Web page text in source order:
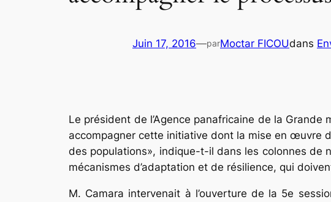
Juin 17, 2016—parMoctar FICOUdans
Le président de l’Agence panafricaine de la
ac­compagner cette initiative dont la mise en œuvre
des populations», indique-t-il dans les colonnes de
mécanismes d’adaptation et de rési­lience, qui
M. Camara intervenait à l’ouverture de la 5e